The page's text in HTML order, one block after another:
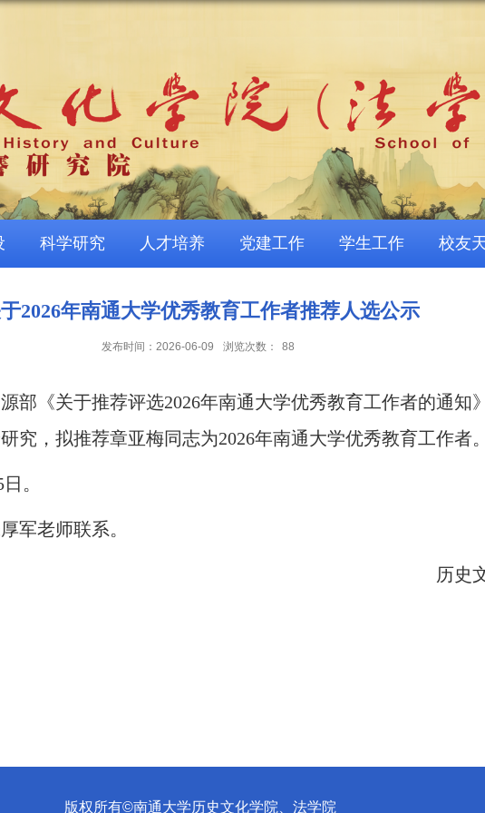
科学研究 人才培养 党建工作 学生工作 校友
2026年南通大学优秀教育工作者推荐人选公示
发布时间：2026-06-09 浏览次数： 88
部《关于推荐评选2026年南通大学优秀教育工作者的通知
究，拟推荐章亚梅同志为2026年南通大学优秀教育工作者。
。
军老师联系。
历史
版权所有©南通大学历史文化学院、法学院